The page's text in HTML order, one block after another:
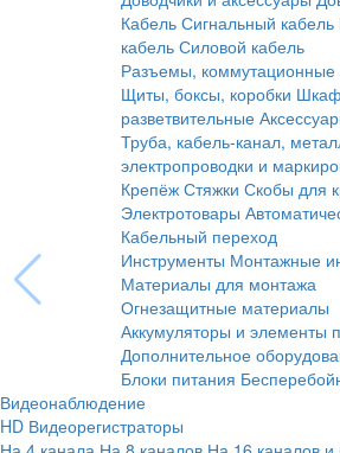
Кабель Сигнальный кабель
кабель Силовой кабель
Разъемы, коммутационные
Щиты, боксы, коробки
разветвительные
Труба, кабель-канал,
электропроводки и
Крепёж Стяжки Скобы для
Электротовары
Кабельный переход
Инструменты Монтажные
Материалы для монтажа
Огнезащитные материалы
Аккумуляторы и элементы
Дополнительное
Блоки питания
Видеонаблюдение
HD Видеорегистраторы